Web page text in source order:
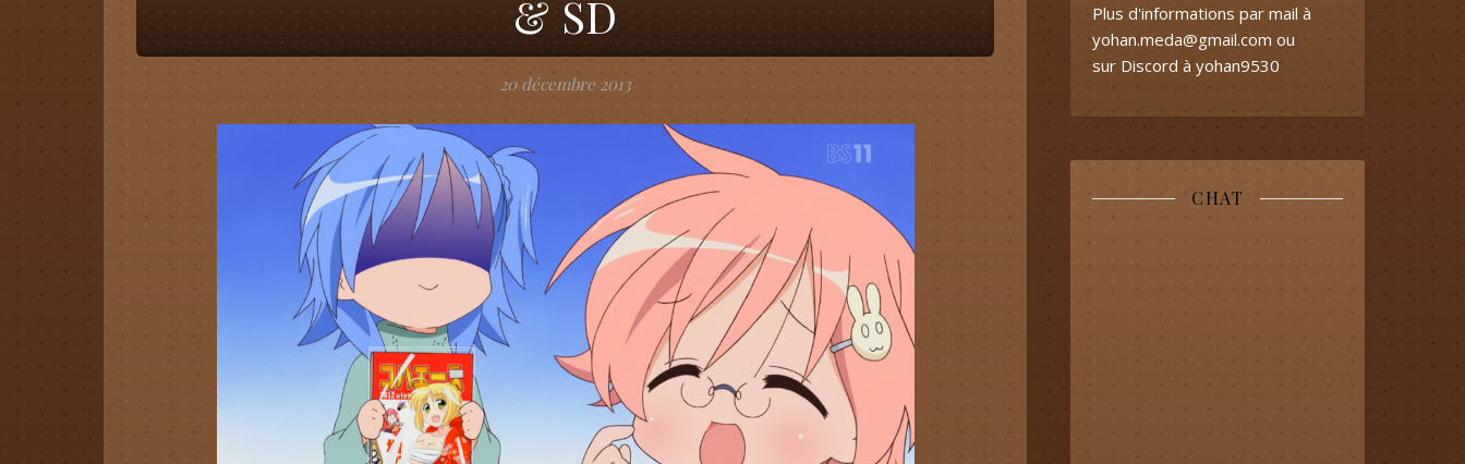
& SD
20 décembre 2013
Plus d'informations par mail à
yohan.meda@gmail.com ou
sur Discord à yohan9530
CHAT